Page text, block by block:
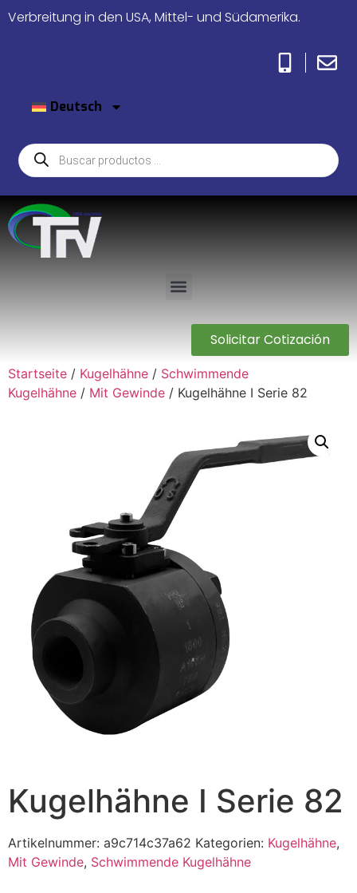
Verbreitung in den USA, Mittel- und Südamerika.
Deutsch
Solicitar Cotización
Startseite / Kugelhähne / Schwimmende
Kugelhähne / Mit Gewinde / Kugelhähne I Serie 82
Kugelhähne I Serie 82
Artikelnummer: a9c714c37a62 Kategorien: Kugelhähne,
Mit Gewinde, Schwimmende Kugelhähne